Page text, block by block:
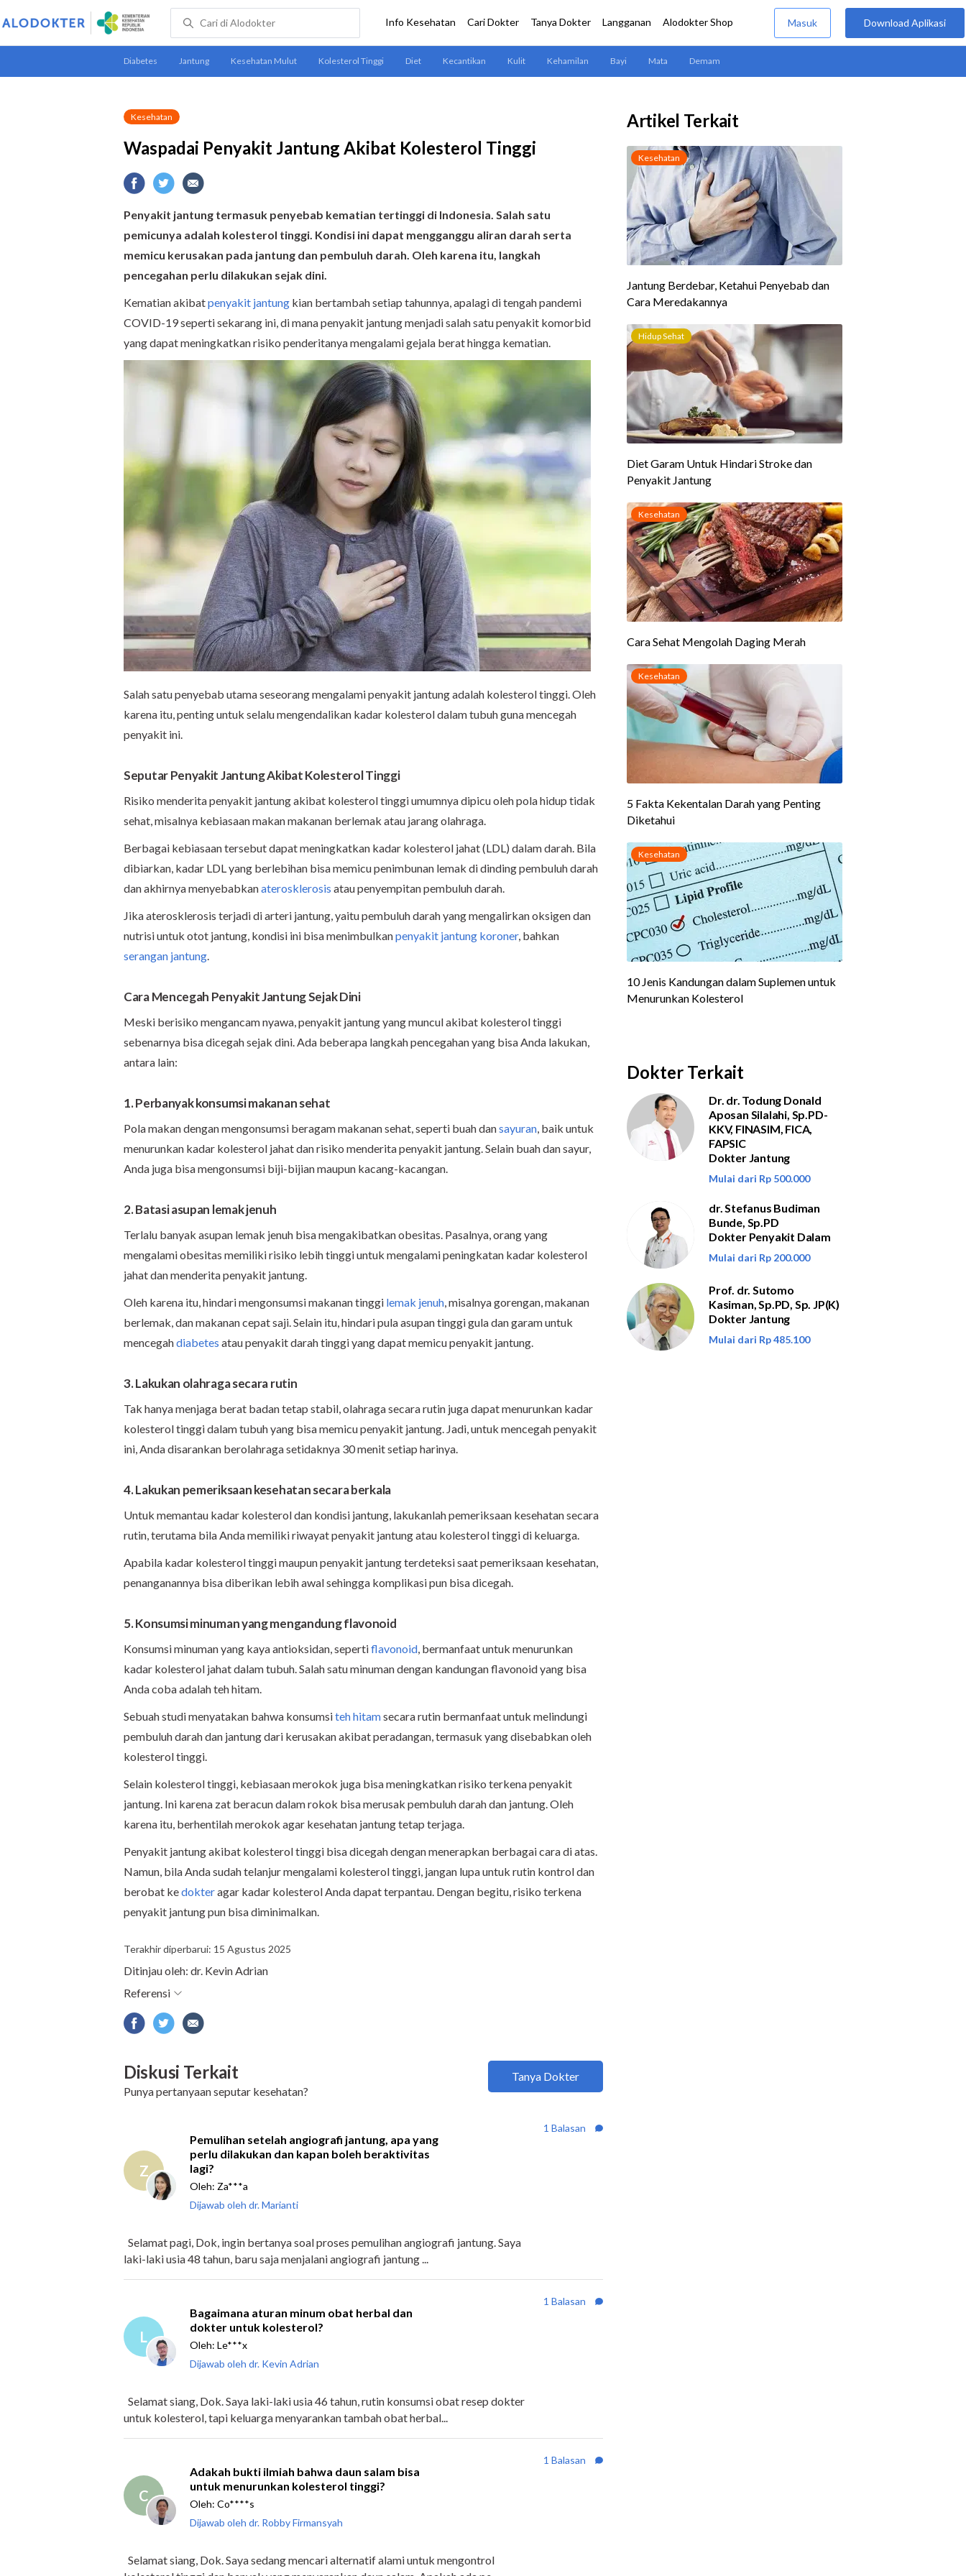
Kesehatan
Waspadai Penyakit Jantung Akibat Kolesterol Tinggi
Penyakit jantung termasuk penyebab kematian tertinggi di Indonesia. Salah satu
pemicunya adalah kolesterol tinggi. Kondisi ini dapat mengganggu aliran darah serta
memicu kerusakan pada jantung dan pembuluh darah. Oleh karena itu, langkah
pencegahan perlu dilakukan sejak dini.
Kematian akibatpenyakit jantung kian bertambah setiap tahunnya, apalagi di tengah pandemi
COVID-19 seperti sekarang ini, di mana penyakit jantung menjadi salah satu penyakit komorbid
yang dapat meningkatkan risiko penderitanya mengalami gejala berat hingga kematian.
Salah satu penyebab utama seseorang mengalami penyakit jantung adalah kolesterol tinggi. Oleh
karena itu, penting untuk selalu mengendalikan kadar kolesterol dalam tubuh guna mencegah
penyakit ini.
Seputar Penyakit Jantung Akibat Kolesterol Tinggi
Risiko menderita penyakit jantung akibat kolesterol tinggi umumnya dipicu oleh pola hidup tidak
sehat, misalnya kebiasaan makan makanan berlemak atau jarang olahraga.
Berbagai kebiasaan tersebut dapat meningkatkan kadar kolesterol jahat (LDL) dalam darah. Bila
dibiarkan, kadar LDL yang berlebihan bisa memicu penimbunan lemak di dinding pembuluh darah
dan akhirnya menyebabkanaterosklerosis atau penyempitan pembuluh darah.
Jika aterosklerosis terjadi di arteri jantung, yaitu pembuluh darah yang mengalirkan oksigen dan
nutrisi untuk otot jantung, kondisi ini bisa menimbulkanpenyakit jantung koroner, bahkan
serangan jantung.
Cara Mencegah Penyakit Jantung Sejak Dini
Meski berisiko mengancam nyawa, penyakit jantung yang muncul akibat kolesterol tinggi
sebenarnya bisa dicegah sejak dini. Ada beberapa langkah pencegahan yang bisa Anda lakukan,
antara lain:
1. Perbanyak konsumsi makanan sehat
Pola makan dengan mengonsumsi beragam makanan sehat, seperti buah dansayuran, baik untuk
menurunkan kadar kolesterol jahat dan risiko menderita penyakit jantung. Selain buah dan sayur,
Anda juga bisa mengonsumsi biji-bijian maupun kacang-kacangan.
2. Batasi asupan lemak jenuh
Terlalu banyak asupan lemak jenuh bisa mengakibatkan obesitas. Pasalnya, orang yang
mengalami obesitas memiliki risiko lebih tinggi untuk mengalami peningkatan kadar kolesterol
jahat dan menderita penyakit jantung.
Oleh karena itu, hindari mengonsumsi makanan tinggi lemak jenuh, misalnya gorengan, makanan
berlemak, dan makanan cepat saji. Selain itu, hindari pula asupan tinggi gula dan garam untuk
mencegahdiabetes atau penyakit darah tinggi yang dapat memicu penyakit jantung.
3. Lakukan olahraga secara rutin
Tak hanya menjaga berat badan tetap stabil, olahraga secara rutin juga dapat menurunkan kadar
kolesterol tinggi dalam tubuh yang bisa memicu penyakit jantung. Jadi, untuk mencegah penyakit
ini, Anda disarankan berolahraga setidaknya 30 menit setiap harinya.
4. Lakukan pemeriksaan kesehatan secara berkala
Untuk memantau kadar kolesterol dan kondisi jantung, lakukanlah pemeriksaan kesehatan secara
rutin, terutama bila Anda memiliki riwayat penyakit jantung atau kolesterol tinggi di keluarga.
Apabila kadar kolesterol tinggi maupun penyakit jantung terdeteksi saat pemeriksaan kesehatan,
penanganannya bisa diberikan lebih awal sehingga komplikasi pun bisa dicegah.
5. Konsumsi minuman yang mengandung flavonoid
Konsumsi minuman yang kaya antioksidan, sepertiflavonoid, bermanfaat untuk menurunkan
kadar kolesterol jahat dalam tubuh. Salah satu minuman dengan kandungan flavonoid yang bisa
Anda coba adalah teh hitam.
Sebuah studi menyatakan bahwa konsumsiteh hitamsecara rutin bermanfaat untuk melindungi
pembuluh darah dan jantung dari kerusakan akibat peradangan, termasuk yang disebabkan oleh
kolesterol tinggi.
Selain kolesterol tinggi, kebiasaan merokok juga bisa meningkatkan risiko terkena penyakit
jantung. Ini karena zat beracun dalam rokok bisa merusak pembuluh darah dan jantung. Oleh
karena itu, berhentilah merokok agar kesehatan jantung tetap terjaga.
Penyakit jantung akibat kolesterol tinggi bisa dicegah dengan menerapkan berbagai cara di atas.
Namun, bila Anda sudah telanjur mengalami kolesterol tinggi, jangan lupa untuk rutin kontrol dan
berobat kedokteragar kadar kolesterol Anda dapat terpantau. Dengan begitu, risiko terkena
penyakit jantung pun bisa diminimalkan.
Terakhir diperbarui: 15 Agustus 2025
Artikel Terkait
Dokter Terkait